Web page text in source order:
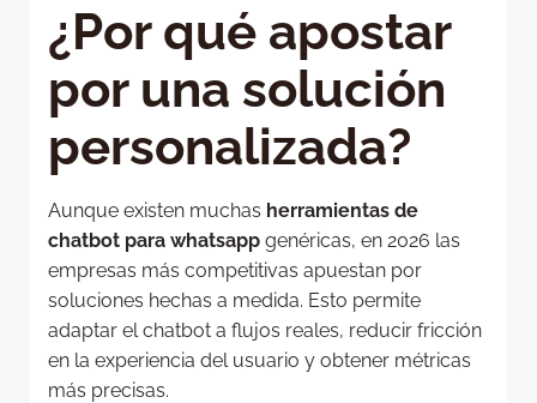
¿Por qué apostar
por una solución
personalizada?
Aunque existen muchas herramientas de
chatbot para whatsapp genéricas, en 2026 las
empresas más competitivas apuestan por
soluciones hechas a medida. Esto permite
adaptar el chatbot a flujos reales, reducir fricción
en la experiencia del usuario y obtener métricas
más precisas.